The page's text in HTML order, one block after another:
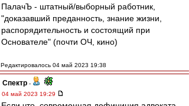
ПалачЪ - штатный/выборный работник,
"доказавший преданность, знание жизни,
распорядительность и состоящий при
Основателе" (почти ОЧ, кино)
Редактировалось 04 май 2023 19:38
Спектр -
04 май 2023 19:29